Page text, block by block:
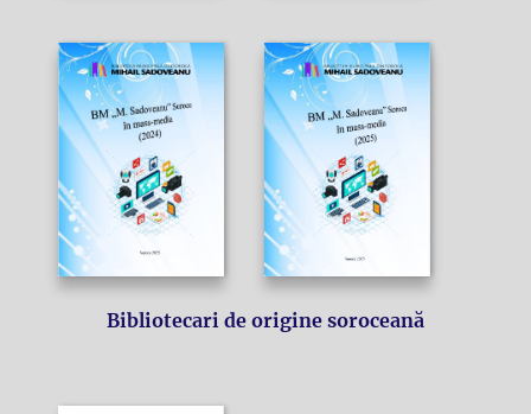
Bibliotecari de origine soroceană